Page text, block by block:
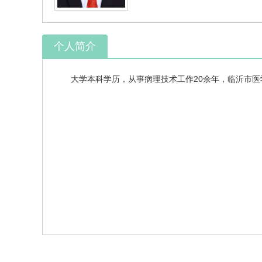
个人简介
大学本科学历，从事病理技术工作20余年，临沂市医